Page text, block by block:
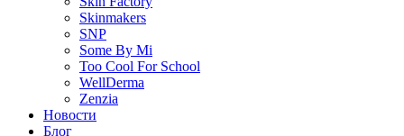
Skinmakers
SNP
Some By Mi
Too Cool For School
WellDerma
Zenzia
Новости
Блог